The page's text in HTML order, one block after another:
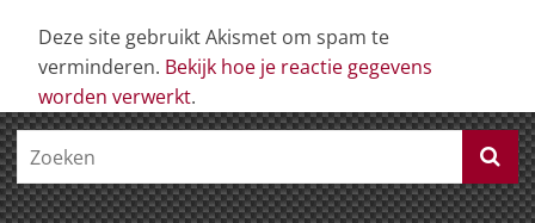
Deze site gebruikt Akismet om spam te
verminderen. Bekijk hoe je reactie gegevens
worden verwerkt.